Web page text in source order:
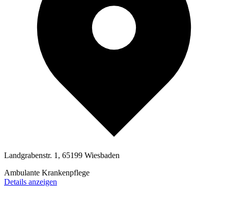
Landgrabenstr. 1, 65199 Wiesbaden
Ambulante Krankenpflege
Details anzeigen